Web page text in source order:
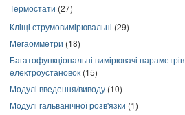
Термостати (27)
Кліщі струмовимірювальні (29)
Мегаомметри (18)
Багатофункціональні вимірювачі параметрів
електроустановок (15)
Модулі введення/виводу (10)
Модулі гальванічної розв'язки (1)